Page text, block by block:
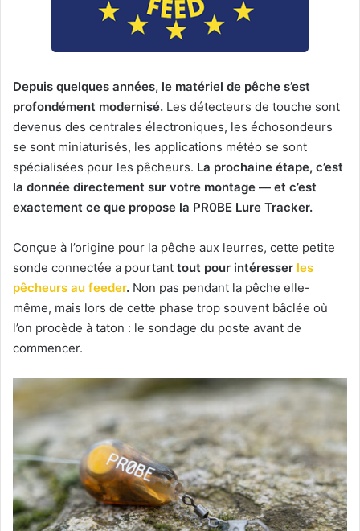
Depuis quelques années, le matériel de pêche s’est
profondément modernisé. Les détecteurs de touche sont
devenus des centrales électroniques, les échosondeurs
se sont miniaturisés, les applications météo se sont
spécialisées pour les pêcheurs. La prochaine étape, c’est
la donnée directement sur votre montage — et c’est
exactement ce que propose la PR0BE Lure Tracker.
Conçue à l’origine pour la pêche aux leurres, cette petite
sonde connectée a pourtant tout pour intéresser les
pêcheurs au feeder. Non pas pendant la pêche elle-
même, mais lors de cette phase trop souvent bâclée où
l’on procède à taton : le sondage du poste avant de
commencer.